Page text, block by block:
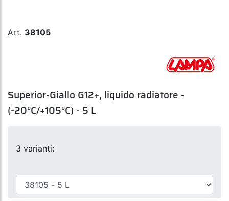
Art. 38105
Superior-Giallo G12+, liquido radiatore -
(-20°C/+105°C) - 5 L
3 varianti: